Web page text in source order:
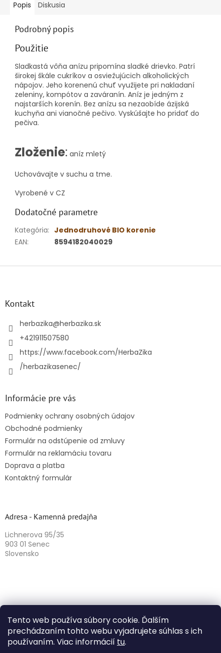
Tento web používa súbory cookie. Ďalším
prechádzaním tohto webu vyjadrujete súhlas s ich
používaním. Viac informácií tu.
Popis Diskusia
Podrobný popis
Použitie
Sladkastá vôňa anízu pripomína sladké drievko. Patrí
širokej škále cukríkov a osviežujúcich alkoholických
nápojov. Jeho korenenú chuť využijete pri nakladaní
zeleniny, kompótov a zaváranín. Aníz je jedným z
najstarších korenín. Bez anízu sa nezaobíde ázijská
kuchyňa ani vianočné pečivo. Vyskúšajte ho pridať do
pečiva.
Zloženie: aníz mletý
Uchovávajte v suchu a tme.
Vyrobené v CZ
Dodatočné parametre
Kategória: Jednodruhové BIO korenie
EAN: 8594182040029
Z
Kontakt
herbazika@herbazika.sk
+421911507580
https://www.facebook.com/HerbaZika
/herbazikasenec/
Informácie pre vás
Podmienky ochrany osobných údajov
Obchodné podmienky
Formulár na odstúpenie od zmluvy
Formulár na reklamáciu tovaru
Doprava a platba
Kontaktný formulár
Adresa - Kamenná predajňa
Lichnerova 95/35
903 01 Senec
Slovensko